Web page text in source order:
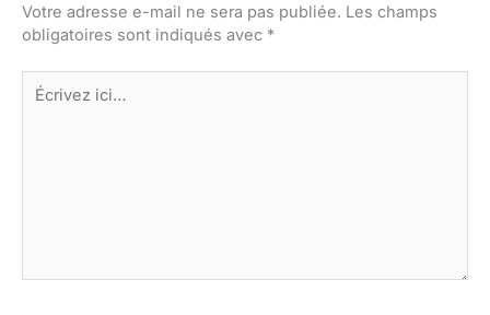
Votre adresse e-mail ne sera pas publiée. Les champs
obligatoires sont indiqués avec *
Écrivez
ici…